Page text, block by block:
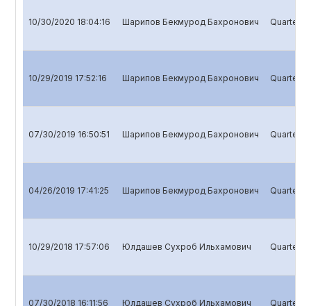
10/30/2020 18:04:16 Шарипов Бекмурод Бахронович
10/29/2019 17:52:16 Шарипов Бекмурод Бахронович
07/30/2019 16:50:51 Шарипов Бекмурод Бахронович
04/26/2019 17:41:25 Шарипов Бекмурод Бахронович
10/29/2018 17:57:06 Юлдашев Сухроб Ильхамович
07/30/2018 16:11:56 Юлдашев Сухроб Ильхамович